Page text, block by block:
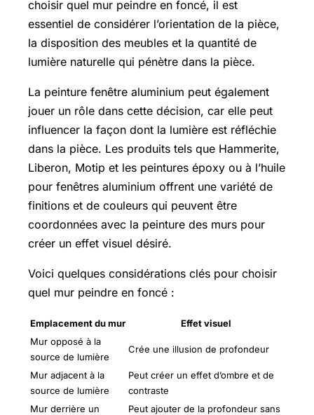
choisir quel mur peindre en foncé, il est
essentiel de considérer l’orientation de la pièce,
la disposition des meubles et la quantité de
lumière naturelle qui pénètre dans la pièce.
La peinture fenêtre aluminium peut également
jouer un rôle dans cette décision, car elle peut
influencer la façon dont la lumière est réfléchie
dans la pièce. Les produits tels que Hammerite,
Liberon, Motip et les peintures époxy ou à l’huile
pour fenêtres aluminium offrent une variété de
finitions et de couleurs qui peuvent être
coordonnées avec la peinture des murs pour
créer un effet visuel désiré.
Voici quelques considérations clés pour choisir
quel mur peindre en foncé :
Emplacement du mur
Effet visuel
Mur opposé à la
source de lumière
Crée une illusion de profondeur
Mur adjacent à la
source de lumière
Peut créer un effet d’ombre et de
contraste
Mur derrière un
Peut ajouter de la profondeur sans